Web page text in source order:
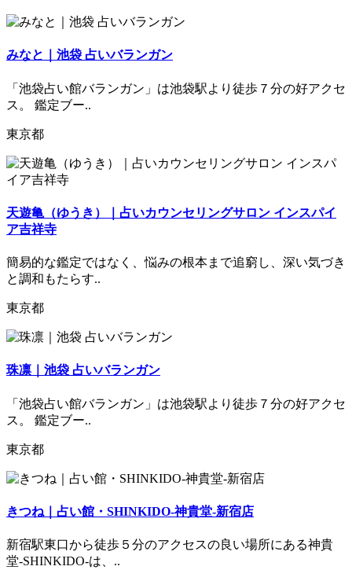
みなと｜池袋 占いバランガン
「池袋占い館バランガン」は池袋駅より徒歩７分の好アクセ
ス。 鑑定ブー..
東京都
天遊亀（ゆうき）｜占いカウンセリングサロン インスパイ
ア吉祥寺
簡易的な鑑定ではなく、悩みの根本まで追窮し、深い気づき
と調和もたらす..
東京都
珠凛｜池袋 占いバランガン
「池袋占い館バランガン」は池袋駅より徒歩７分の好アクセ
ス。 鑑定ブー..
東京都
きつね｜占い館・SHINKIDO-神貴堂-新宿店
新宿駅東口から徒歩５分のアクセスの良い場所にある神貴
堂-SHINKIDO-は、..